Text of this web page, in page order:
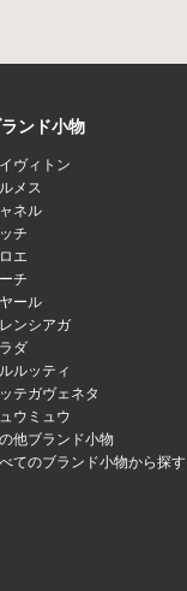
ンド小物
ヴィトン
メス
ネル
チ
エ
チ
ール
ンシアガ
ダ
ルッティ
テガヴェネタ
ウミュウ
他ブランド小物
てのブランド小物から探す